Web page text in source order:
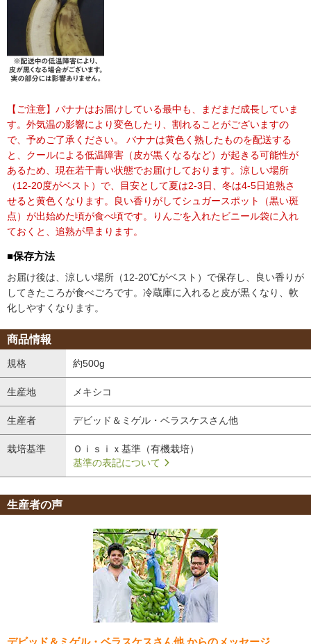
【ご注意】バナナはお届けしている最中も、まだまだ成長していま
す。外気温の影響により変色したり、割れることがございますの
で、予めご了承ください。
バナナは黄色く熟したものを配送する
と、クールによる低温障害（皮が黒くなるなど）が起きる可能性が
あるため、現在若干青い状態でお届けしております。涼しい場所
（12-20度がベスト）で、目安として夏は2-3日、冬は4-5日追熟さ
せると黄色くなります。良い香りがしてシュガースポット（黒い斑
点）が出始めた頃が食べ頃です。りんごを入れたビニール袋に入れ
ておくと、追熟が早まります。
■保存方法
お届け後は、涼しい場所（12-20℃がベスト）で保存し、良い香りが
してきたころが食べごろです。冷蔵庫に入れると皮が黒くなり、軟
化しやすくなります。
生産者の声